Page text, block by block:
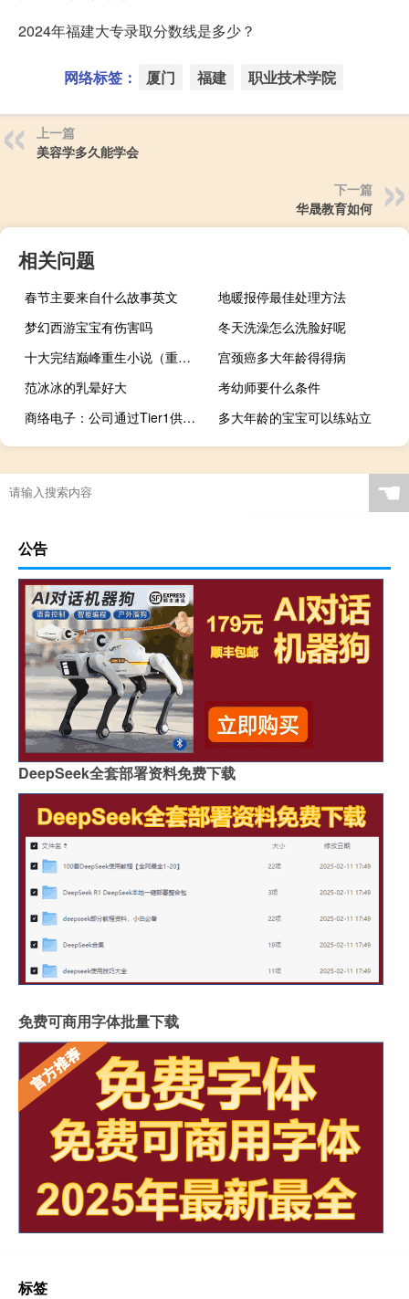
2024年福建大专录取分数线是多少？
网络标签： 厦门 福建 职业技术学院
上一篇
美容学多久能学会
下一篇
华晟教育如何
相关问题
春节主要来自什么故事英文
地暖报停最佳处理方法
梦幻西游宝宝有伤害吗
冬天洗澡怎么洗脸好呢
十大完结巅峰重生小说（重活之漫漫人生路）
宫颈癌多大年龄得得病
范冰冰的乳晕好大
考幼师要什么条件
商络电子：公司通过Tier1供应商间接为小米汽车供应电子元器件
多大年龄的宝宝可以练站立
☚
公告
DeepSeek全套部署资料免费下载
免费可商用字体批量下载
标签